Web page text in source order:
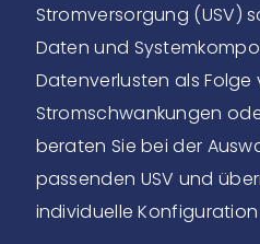
Stromversorgung (USV)
Daten und
Datenverlusten als Folge
Stromschwankungen
beraten Sie bei der
passenden USV und
individuelle